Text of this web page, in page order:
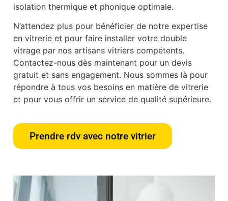
isolation thermique et phonique optimale.
N’attendez plus pour bénéficier de notre expertise
en vitrerie et pour faire installer votre double
vitrage par nos artisans vitriers compétents.
Contactez-nous dès maintenant pour un devis
gratuit et sans engagement. Nous sommes là pour
répondre à tous vos besoins en matière de vitrerie
et pour vous offrir un service de qualité supérieure.
Prendre rdv avec notre vitrier